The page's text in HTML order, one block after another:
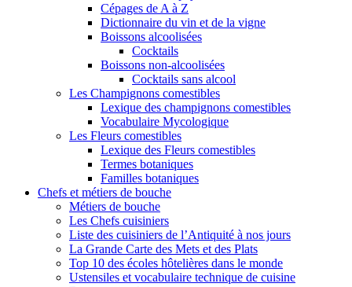
Cépages de A à Z
Dictionnaire du vin et de la vigne
Boissons alcoolisées
Cocktails
Boissons non-alcoolisées
Cocktails sans alcool
Les Champignons comestibles
Lexique des champignons comestibles
Vocabulaire Mycologique
Les Fleurs comestibles
Lexique des Fleurs comestibles
Termes botaniques
Familles botaniques
Chefs et métiers de bouche
Métiers de bouche
Les Chefs cuisiniers
Liste des cuisiniers de l’Antiquité à nos jours
La Grande Carte des Mets et des Plats
Top 10 des écoles hôtelières dans le monde
Ustensiles et vocabulaire technique de cuisine